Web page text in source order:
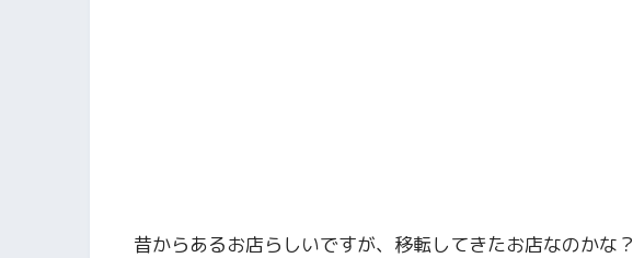
昔からあるお店らしいですが、移転してきたお店なのかな？